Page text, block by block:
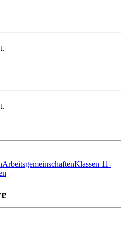
ArbeitsgemeinschaftenKlassen 11-